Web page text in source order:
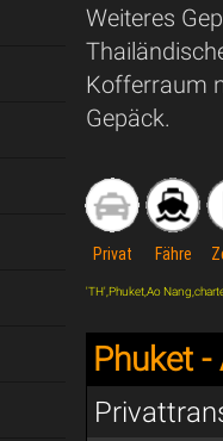
Weiteres
Kofferraum
Gepäck.
Privat Fähre
'TH',Phuket,Ao
Phuket -